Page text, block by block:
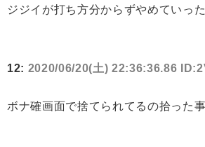
ジジイが打ち方分からずやめていった
12: 2020/06/20(土) 22:36:36.86
ボナ確画面で捨てられてるの拾った